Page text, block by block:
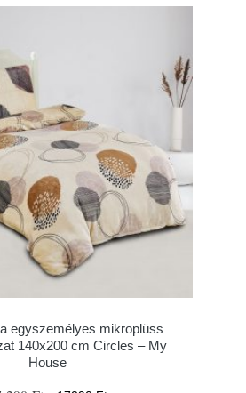
egyszemélyes mikroplüss
140x200 cm Circles – My
House